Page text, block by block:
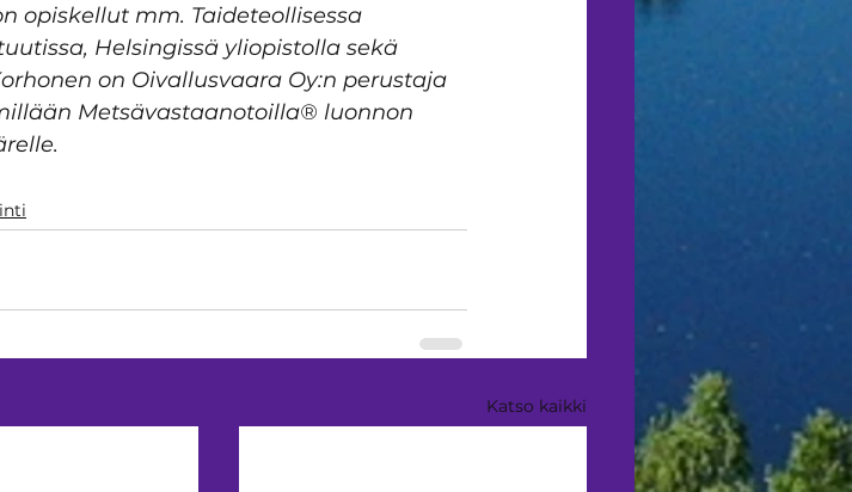
opiskellut mm. Taideteollisessa
Helsingissä yliopistolla sekä
on Oivallusvaara Oy:n perustaja
Metsävastaanotoilla® luonnon
Katso kaikki